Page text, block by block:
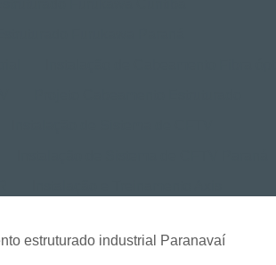
BVMS
Licenças Instalação Digifort
estruturado industrial Paranavaí